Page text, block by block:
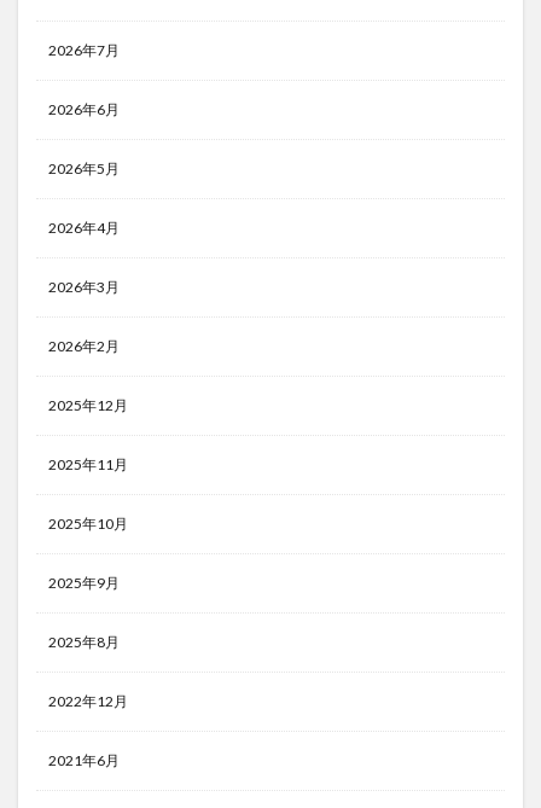
2026年7月
2026年6月
2026年5月
2026年4月
2026年3月
2026年2月
2025年12月
2025年11月
2025年10月
2025年9月
2025年8月
2022年12月
2021年6月